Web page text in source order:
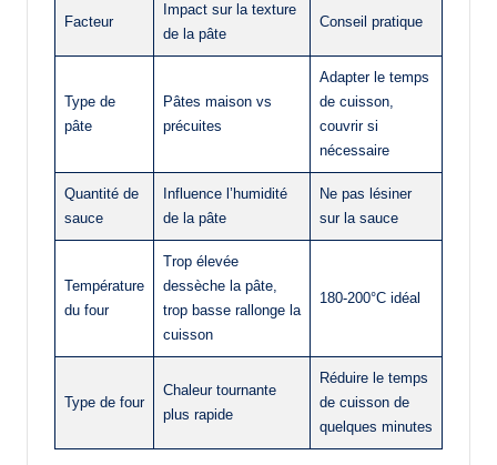
Facteur
Impact sur la texture
de la pâte
Conseil pratique
Type de
pâte
Pâtes maison vs
précuites
Adapter le temps
de cuisson,
couvrir si
nécessaire
Quantité de
sauce
Influence l’humidité
de la pâte
Ne pas lésiner
sur la sauce
Température
du four
Trop élevée
dessèche la pâte,
trop basse rallonge la
cuisson
180-200°C idéal
Type de four
Chaleur tournante
plus rapide
Réduire le temps
de cuisson de
quelques minutes